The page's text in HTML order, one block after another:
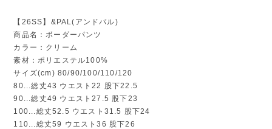
【26SS】&PAL(アンドパル)
商品名：ボーダーパンツ
カラー：クリーム
素材：ポリエステル100%
サイズ(cm) 80/90/100/110/120
80...総丈43 ウエスト22 股下22.5
90...総丈49 ウエスト27.5 股下23
100...総丈52.5 ウエスト31.5 股下24
110...総丈59 ウエスト36 股下26